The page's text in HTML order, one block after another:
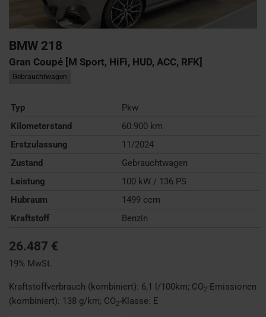
BMW 218
Gran Coupé [M Sport, HiFi, HUD, ACC, RFK]
Gebrauchtwagen
Typ
Pkw
Kilometerstand
60.900 km
Erstzulassung
11/2024
Zustand
Gebrauchtwagen
Leistung
100 kW / 136 PS
Hubraum
1499 ccm
Kraftstoff
Benzin
26.487 €
19% MwSt.
Kraftstoffverbrauch (kombiniert): 6,1 l/100km; CO2-Emissionen
(kombiniert): 138 g/km; CO2-Klasse: E